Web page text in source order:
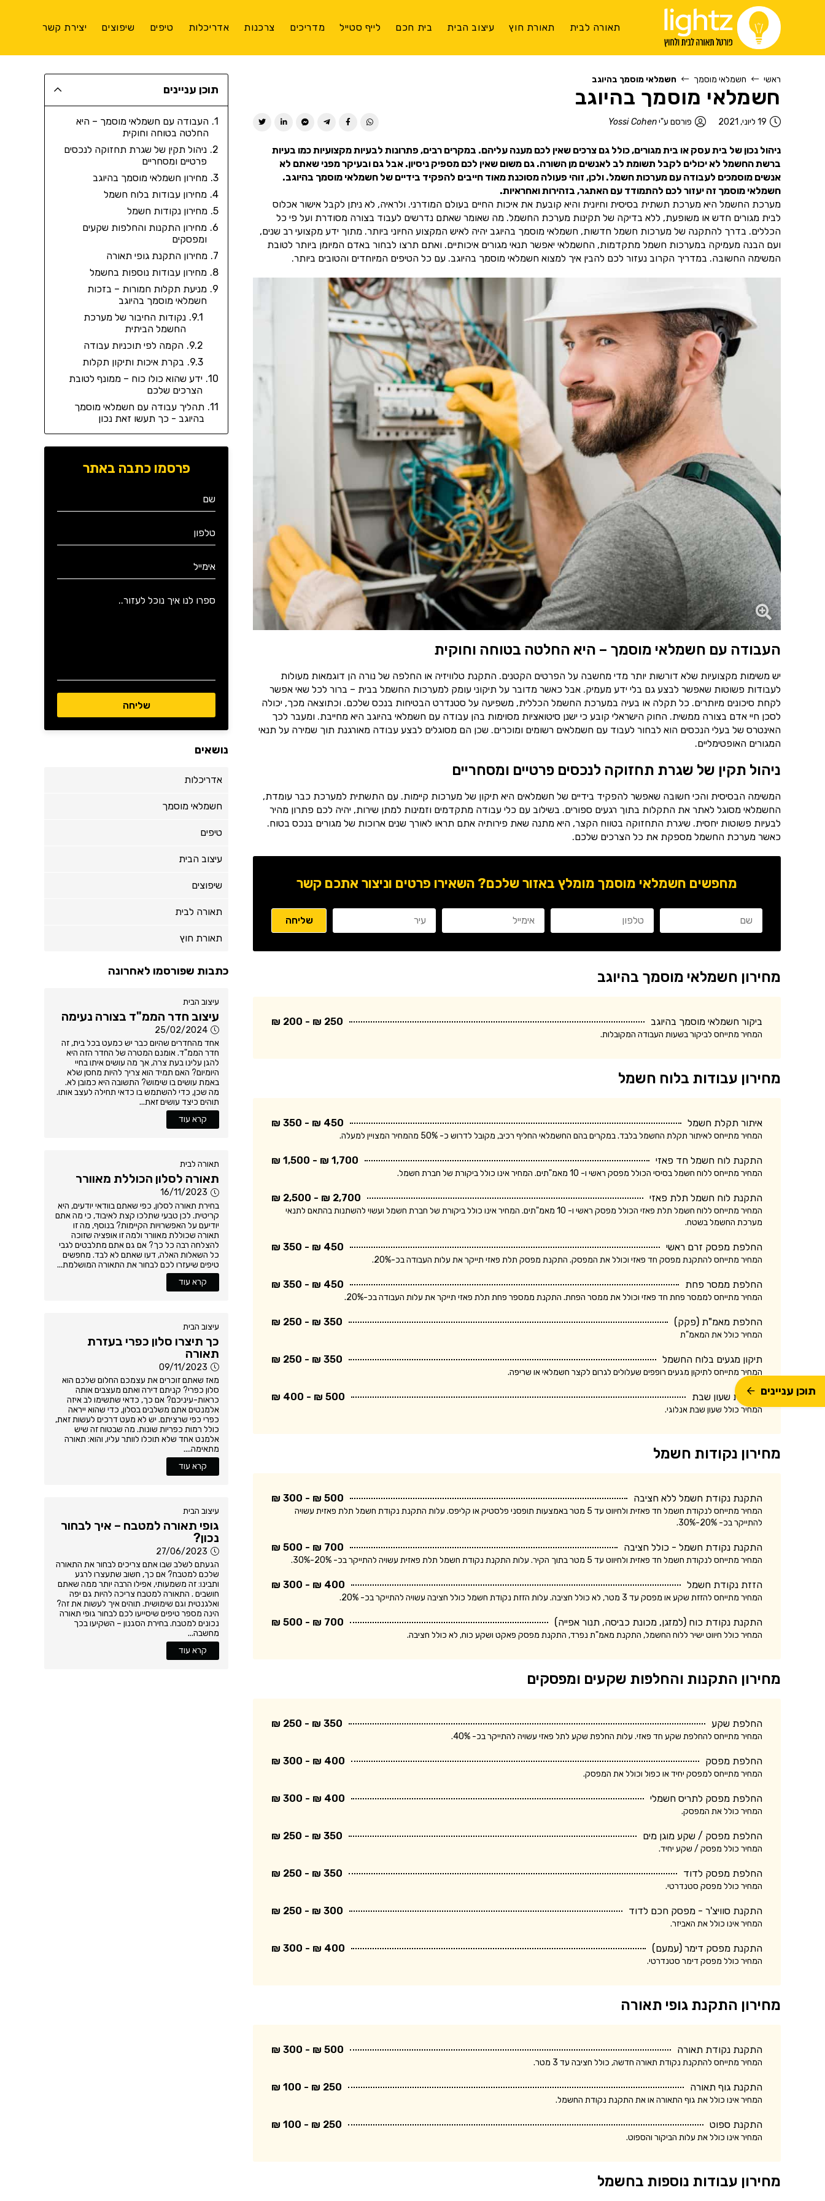
תאורה לבית תאורת חוץ עיצוב הבית בית חכם לייף סטייל מדריכים צרכנות אדריכלות טיפים שיפוצים יצירת קשר
ראשי חשמלאי מוסמך חשמלאי מוסמך בהיוגב
חשמלאי מוסמך בהיוגב
19 ליוני, 2021 פורסם ע"יYossi Cohen
ניהול נכון של בית עסק או בית מגורים, כולל גם צרכים שאין לכם מענה עליהם. במקרים רבים, פתרונות לבעיות מקצועיות כמו בעיות
ברשת החשמל לא יכולים לקבל תשומת לב לאנשים מן השורה. גם משום שאין לכם מספיק ניסיון. אבל גם ובעיקר מפני שאתם לא
אנשים מוסמכים לעבודה עם מערכות חשמל. ולכן, זוהי פעולה מסוכנת מאוד חייבים להפקיד בידיים של חשמלאי מוסמך בהיוגב.
חשמלאי מוסמך זה יעזור לכם להתמודד עם האתגר, בזהירות ואחראיות.
מערכת החשמל היא מערכת תשתית בסיסית וחיונית והיא קובעת את איכות החיים בעולם המודרני. ולראיה, לא ניתן לקבל אישור אכלוס
לבית מגורים חדש או משופעת, ללא בדיקה של תקינות מערכת החשמל. מה שאומר שאתם נדרשים לעבוד בצורה מסודרת ועל פי כל
הכללים. בדרך להתקנה של מערכות חשמל חדשות, חשמלאי מוסמך בהיוגב יהיה לאיש המקצוע החיוני ביותר. מתוך ידע מקצועי רב שנים,
ועם הבנה מעמיקה במערכות חשמל מתקדמות, החשמלאי יאפשר תנאי מגורים איכותיים. ואתם תרצו לבחור באדם המיומן ביותר לטובת
המשימה החשובה. במדריך הקרוב נעזור לכם להבין איך למצוא חשמלאי מוסמך בהיוגב. עם כל הטיפים המיוחדים והטובים ביותר.
העבודה עם חשמלאי מוסמך – היא החלטה בטוחה וחוקית
יש משימות מקצועיות שלא דורשות יותר מדי מחשבה על הפרטים הקטנים. התקנת טלוויזיה או החלפה של נורה הן דוגמאות מעולות
לעבודות פשוטות שאפשר לבצע גם בלי ידע מעמיק. אבל כאשר מדובר על תיקוני עומק למערכות החשמל בבית – ברור לכל שאי אפשר
לקחת סיכונים מיותרים. כל תקלה או בעיה במערכת החשמל הכללית, משפיעה על סטנדרט הבטיחות בנכס שלכם. וכתוצאה מכך, יכולה
לסכן חיי אדם בצורה ממשית. החוק הישראלי קובע כי ישנן סיטואציות מסוימות בהן עבודה עם חשמלאי בהיוגב היא מחייבת. ומעבר לכך
האינטרס של בעלי הנכסים הוא לבחור לעבוד עם חשמלאים רשומים ומוכרים. שכן הם מסוגלים לבצע עבודה מאורגנת תוך שמירה על תנאי
המגורים האופטימליים.
ניהול תקין של שגרת תחזוקה לנכסים פרטיים ומסחריים
המשימה הבסיסית והכי חשובה שאפשר להפקיד בידיים של חשמלאים היא תיקון של מערכות קיימות. עם התשתית למערכת כבר עומדת,
החשמלאי מסוגל לאתר את התקלות בתוך רגעים ספורים. בשילוב עם כלי עבודה מתקדמים וזמינות למתן שירות, יהיה לכם פתרון מהיר
לבעיות פשוטות יחסית. שיגרת התחזוקה בטווח הקצר, היא מתנה שאת פירותיה אתם תראו לאורך שנים ארוכות של מגורים בנכס בטוח.
כאשר מערכת החשמל מספקת את כל הצרכים שלכם.
מחפשים חשמלאי מוסמך מומלץ באזור שלכם? השאירו פרטים וניצור אתכם קשר
מחירון חשמלאי מוסמך בהיוגב
ביקור חשמלאי מוסמך בהיוגב 250 ₪ - 200 ₪
המחיר מתייחס לביקור בשעות העבודה המקובלות.
מחירון עבודות בלוח חשמל
איתור תקלת חשמל 450 ₪ - 350 ₪
המחיר מתייחס לאיתור תקלת החשמל בלבד. במקרים בהם החשמלאי החליף רכיב, מקובל לדרוש כ- 50% מהמחיר המצויין למעלה.
התקנת לוח חשמל חד פאזי 1,700 ₪ - 1,500 ₪
המחיר מתייחס ללוח חשמל בסיסי הכולל מפסק ראשי ו- 10 מאמ"תים. המחיר אינו כולל ביקורת של חברת חשמל.
התקנת לוח חשמל תלת פאזי 2,700 ₪ - 2,500 ₪
המחיר מתייחס ללוח חשמל תלת פאזי הכולל מפסק ראשי ו- 10 מאמ"תים. המחיר אינו כולל ביקורת של חברת חשמל ועשוי להשתנות בהתאם לתנאי
מערכת החשמל בשטח.
החלפת מפסק זרם ראשי 450 ₪ - 350 ₪
המחיר מתייחס להתקנת מפסק חד פאזי וכולל את המפסק. התקנת מפסק תלת פאזי תייקר את עלות העבודה בכ-20%.
החלפת ממסר פחת 450 ₪ - 350 ₪
המחיר מתייחס לממסר פחת חד פאזי וכולל את ממסר הפחת. התקנת ממספר פחת תלת פאזי תייקר את עלות העבודה בכ-20%.
החלפת מאמ"ת (פקק) 350 ₪ - 250 ₪
המחיר כולל את המאמ"ת
תיקון מגעים בלוח החשמל 350 ₪ - 250 ₪
המחיר מתייחס לתיקון מגעים רופפים שעלולים לגרום לקצר חשמלאי או שריפה.
התקנת שעון שבת 500 ₪ - 400 ₪
המחיר כולל שעון שבת אנלוגי.
מחירון נקודות חשמל
התקנת נקודת חשמל ללא חציבה 500 ₪ - 300 ₪
המחיר מתייחס לנקודת חשמל חד פאזית ולחיווט עד 5 מטר באמצעות תופסני פלסטיק או קליפס. עלות התקנת נקודת חשמל תלת פאזית עשויה
להתייקר בכ- 20%-30%.
התקנת נקודת חשמל - כולל חציבה 700 ₪ - 500 ₪
המחיר מתייחס לנקודת חשמל חד פאזית ולחיווט עד 5 מטר בתוך הקיר. עלות התקנת נקודת חשמל תלת פאזית עשויה להתייקר בכ- 20%-30%.
הזזת נקודת חשמל 400 ₪ - 300 ₪
המחיר מתייחס להזזת שקע או מפסק עד 3 מטר, לא כולל חציבה. עלות הזזת נקודת חשמל כולל חציבה עשויה להתייקר בכ- 20%.
התקנת נקודת כוח (למזגן, מכונת כביסה, תנור אפייה) 700 ₪ - 500 ₪
המחיר כולל חיווט ישיר ללוח החשמל, התקנת מאמ"ת נפרד, התקנת מפסק פאקט ושקע כוח, לא כולל חציבה.
מחירון התקנות והחלפות שקעים ומפסקים
החלפת שקע 350 ₪ - 250 ₪
המחיר מתייחס להחלפת שקע חד פאזי. עלות החלפת שקע לתל פאזי עשויה להתייקר בכ- 40%.
החלפת מפסק 400 ₪ - 300 ₪
המחיר מתייחס למפסק יחיד או כפול וכולל את המפסק.
החלפת מפסק לתריס חשמלי 400 ₪ - 300 ₪
המחיר כולל את המפסק.
החלפת מפסק / שקע מוגן מים 350 ₪ - 250 ₪
המחיר כולל מפסק / שקע יחיד.
החלפת מפסק לדוד 350 ₪ - 250 ₪
המחיר כולל מפסק סטנדרטי.
התקנת סוויצ'ר - מפסק חכם לדוד 300 ₪ - 250 ₪
המחיר אינו כולל את האביזר.
התקנת מפסק דימר (עמעם) 400 ₪ - 300 ₪
המחיר כולל מפסק דימר סטנדרטי.
מחירון התקנת גופי תאורה
התקנת נקודת תאורה 500 ₪ - 300 ₪
המחיר מתייחס להתקנת נקודת תאורה חדשה, כולל חציבה עד 3 מטר.
התקנת גוף תאורה 250 ₪ - 100 ₪
המחיר אינו כולל את גוף התאורה או את התקנת נקודת החשמל.
התקנת ספוט 250 ₪ - 100 ₪
המחיר אינו כולל את עלות הביקור והספוט.
מחירון עבודות נוספות בחשמל
תוכן עניינים
העבודה עם חשמלאי מוסמך – היא
החלטה בטוחה וחוקית
ניהול תקין של שגרת תחזוקה לנכסים
פרטיים ומסחריים
מחירון חשמלאי מוסמך בהיוגב
מחירון עבודות בלוח חשמל
מחירון נקודות חשמל
מחירון התקנות והחלפות שקעים
ומפסקים
מחירון התקנת גופי תאורה
מחירון עבודות נוספות בחשמל
מניעת תקלות חמורות – בזכות
חשמלאי מוסמך בהיוגב
נקודות החיבור של מערכת
החשמל הביתית
הקמה לפי תוכניות עבודה
בקרת איכות ותיקון תקלות
ידע שהוא כולו כוח – ממונף לטובת
הצרכים שלכם
תהליך עבודה עם חשמלאי מוסמך
בהיוגב - כך תעשו זאת נכון
פרסמו כתבה באתר
נושאים
אדריכלות
חשמלאי מוסמך
טיפים
עיצוב הבית
שיפוצים
תאורה לבית
תאורת חוץ
כתבות שפורסמו לאחרונה
עיצוב הבית
עיצוב חדר הממ"ד בצורה נעימה
25/02/2024
אחד מהחדרים שהיום כבר יש כמעט בכל בית, זה
חדר הממ"ד. אומנם המטרה של החדר הזה היא
להגן עלינו בעת צרה, אך מה עושים איתו בחיי
היומיום? האם תמיד הוא צריך להיות מחסן שלא
באמת עושים בו שימוש? התשובה היא כמובן לא.
מה שכן, כדי להשתמש בו כדאי תחילה לעצב אותו.
תוהים כיצד עושים זאת...
קרא עוד
תאורה לבית
תאורה לסלון הכוללת מאוורר
16/11/2023
בחירת תאורה לסלון, כפי שאתם בוודאי יודעים, היא
קריטית. לכן טבעי שתלכו קצת לאיבוד, כי מה אתם
יודיעם על האפשרויות הקיימות? בנוסף, מה זו
תאורה שכוללת מאוורר ולמה זו אופציה שזוכה
להצלחה רבה כל כך? אם גם אתם מתלבטים לגבי
כל השאלות האלה, דעו שאתם לא לבד. מחפשים
טיפים שיעזרו לכם לבחור את התאורה המושלמת...
קרא עוד
עיצוב הבית
כך תיצרו סלון כפרי בעזרת
תאורה
09/11/2023
מאז שאתם זוכרים את עצמכם החלום שלכם הוא
סלון כפרי? קניתם דירה ואתם מעצבים אותה
כראות-עיניכם? אם כך, כדאי שתשימו לב איזה
אלמנטים אתם משלבים בסלון, כדי שהוא ייראה
כפרי כפי שרציתם. יש לא מעט דרכים לעשות זאת,
כולל רמות כפריות שונות. מה שבטוח זה שיש
אלמנט אחד שלא תוכלו לוותר עליו, והוא: תאורה
מתאימה....
קרא עוד
עיצוב הבית
גופי תאורה למטבח – איך לבחור
נכון?
27/06/2023
הגעתם לשלב שבו אתם צריכים לבחור את התאורה
שלכם למטבח? אם כך, חשוב שתעצרו לרגע
ותבינו: זה משמעותי, אפילו הרבה יותר ממה שאתם
חושבים . התאורה למטבח צריכה להיות גם יפה
ואלגנטית וגם שימושית. תוהים איך לעשות את זה?
הינה מספר טיפים שיסייעו לכם לבחור גופי תאורה
נכונים למטבח. בחירת הסגנון – השקיעו בכך
מחשבה...
קרא עוד
תוכן עניינים